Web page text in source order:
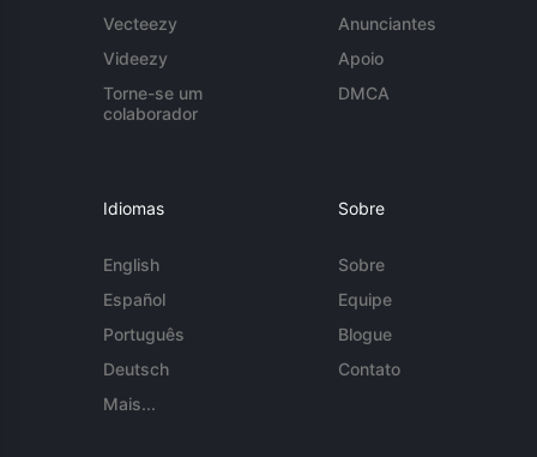
Vecteezy
Videezy
Torne-se um
colaborador
Anunciantes
Apoio
DMCA
Idiomas
English
Español
Português
Deutsch
Mais...
Sobre
Sobre
Equipe
Blogue
Contato